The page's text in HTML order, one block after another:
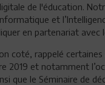
de l'éducation.
et
en partenariat
coté, rappelé
2019 et notamment
que le Séminaire de